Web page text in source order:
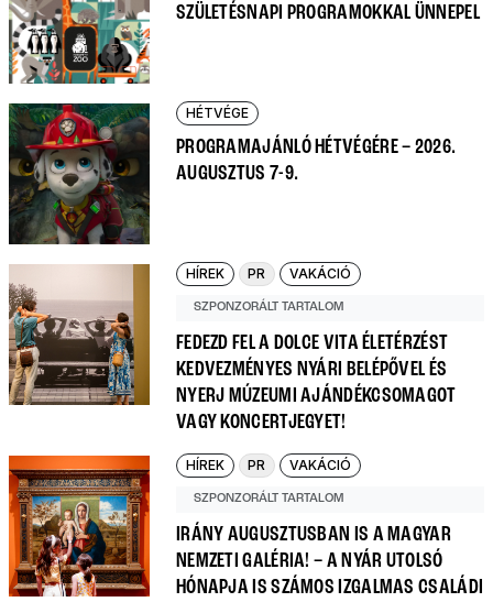
SZÜLETÉSNAPI PROGRAMOKKAL ÜNNEPEL
HÉTVÉGE
PROGRAMAJÁNLÓ HÉTVÉGÉRE – 2026.
AUGUSZTUS 7-9.
HÍREK PR VAKÁCIÓ
SZPONZORÁLT TARTALOM
FEDEZD FEL A DOLCE VITA ÉLETÉRZÉST
KEDVEZMÉNYES NYÁRI BELÉPŐVEL ÉS
NYERJ MÚZEUMI AJÁNDÉKCSOMAGOT
VAGY KONCERTJEGYET!
HÍREK PR VAKÁCIÓ
SZPONZORÁLT TARTALOM
IRÁNY AUGUSZTUSBAN IS A MAGYAR
NEMZETI GALÉRIA! – A NYÁR UTOLSÓ
HÓNAPJA IS SZÁMOS IZGALMAS CSALÁDI